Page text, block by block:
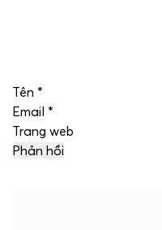
Tên *
Email *
Trang web